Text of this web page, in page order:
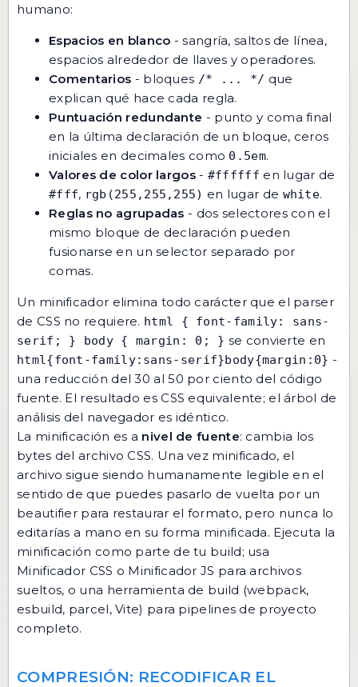
humano:
Espacios en blanco - sangría, saltos de línea,
espacios alrededor de llaves y operadores.
Comentarios - bloques /* ... */ que
explican qué hace cada regla.
Puntuación redundante - punto y coma final
en la última declaración de un bloque, ceros
iniciales en decimales como 0.5em.
Valores de color largos- #ffffff en lugar de
#fff, rgb(255,255,255) en lugar de white.
Reglas no agrupadas - dos selectores con el
mismo bloque de declaración pueden
fusionarse en un selector separado por
comas.
Un minificador elimina todo carácter que el parser
de CSS no requiere. html { font-family: sans-
serif; } body { margin: 0; } se convierte en
html{font-family:sans-serif}body{margin:0} -
una reducción del 30 al 50 por ciento del código
fuente. El resultado es CSS equivalente; el árbol de
análisis del navegador es idéntico.
La minificación es a nivel de fuente: cambia los
bytes del archivo CSS. Una vez minificado, el
archivo sigue siendo humanamente legible en el
sentido de que puedes pasarlo de vuelta por un
beautifier para restaurar el formato, pero nunca lo
editarías a mano en su forma minificada. Ejecuta la
minificación como parte de tu build; usa
Minificador CSS o Minificador JS para archivos
sueltos, o una herramienta de build (webpack,
esbuild, parcel, Vite) para pipelines de proyecto
completo.
COMPRESIÓN: RECODIFICAR EL